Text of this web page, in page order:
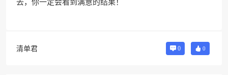
去，你一定会看到满意的结果！
清单君 0 0